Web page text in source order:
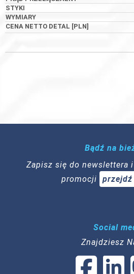
Bądź na
Zapisz się do newslettera
promocji
Social
Znajdziesz